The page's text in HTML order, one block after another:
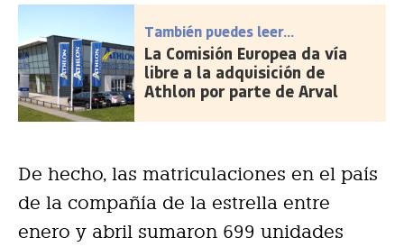
También puedes leer...
La Comisión Europea da vía
libre a la adquisición de
Athlon por parte de Arval
De hecho, las matriculaciones en el país
de la compañía de la estrella entre
enero y abril sumaron 699 unidades